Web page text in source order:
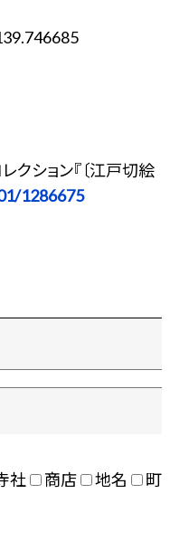
クション『〔江戸切絵
1286675
社 商店 地名
町村